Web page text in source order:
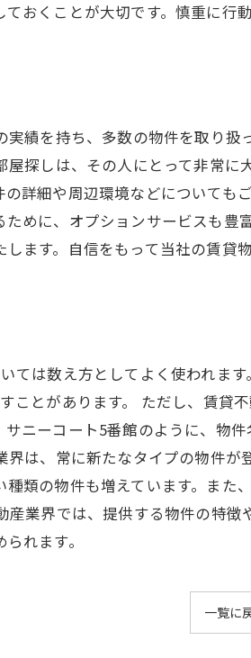
おくことが大切です。慎重に行
績を持ち、多数の物件を取り
屋探しは、その人にとって非常
詳細や周辺環境などについて
めに、オプションサービスも
ます。自信をもって当社の賃貸
ては数え方としてよく使われま
ことがあります。 ただし、賃
ニーコート5番館のように、物
界は、常に新たなタイプの物件
類の物件も増えています。ま
産業界では、提供する物件の特
れます。
一覧に